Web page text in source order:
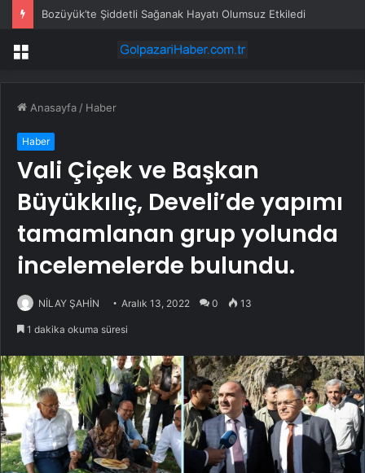
Bozüyük’te Şiddetli Sağanak Hayatı Olumsuz Etkiledi
Menü
Anasayfa / Haber
Haber
Vali Çiçek ve Başkan
Büyükkılıç, Develi’de yapımı
tamamlanan grup yolunda
incelemelerde bulundu.
NİLAY ŞAHİN Aralık 13, 2022 0 13
1 dakika okuma süresi